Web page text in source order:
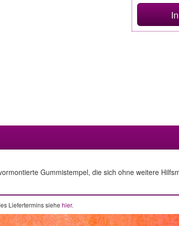
Gummistempel, die sich ohne weitere
Liefertermins siehe hier.